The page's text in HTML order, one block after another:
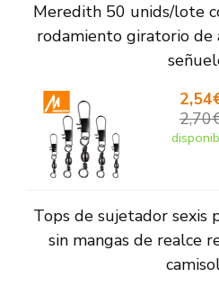
Meredith 50 unids/lote
rodamiento giratorio de
Tops de sujetador sexis
sin mangas de realce